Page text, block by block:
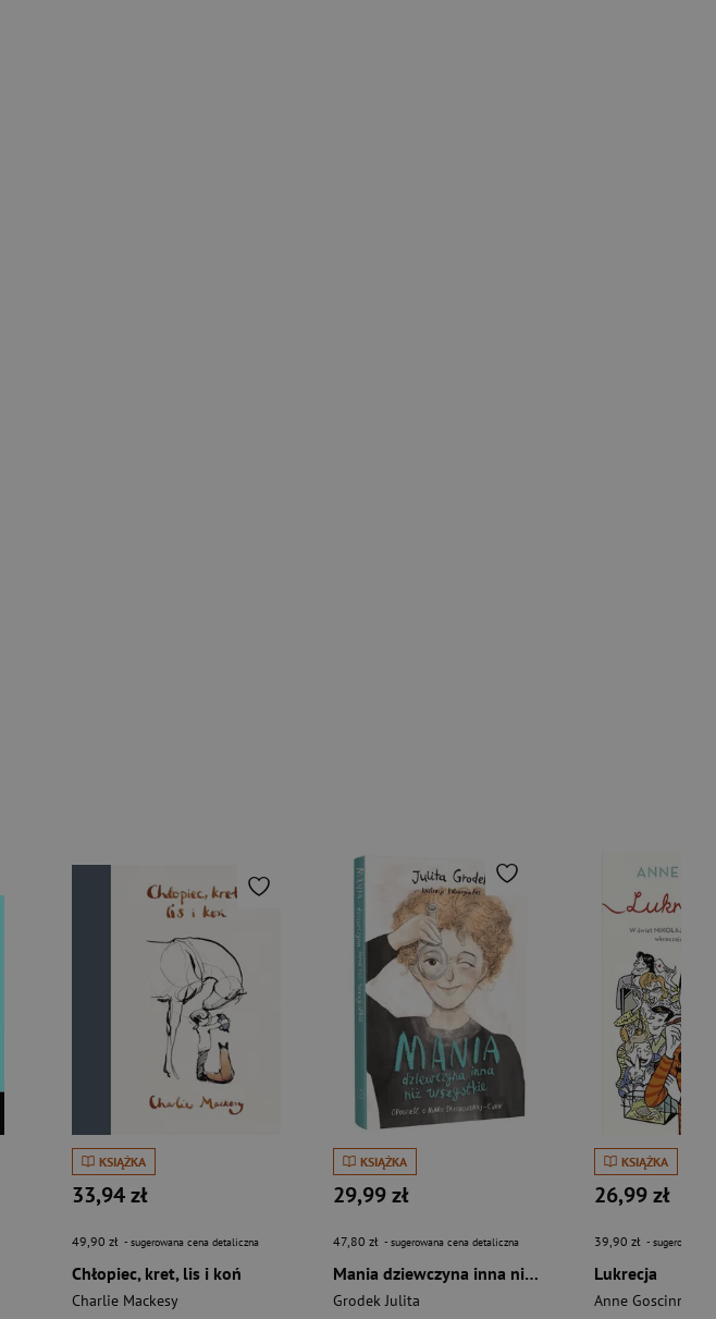
KSIĄŻKA
33,94 zł
49,90 zł - sugerowana cena detaliczna
Chłopiec, kret, lis i koń
Charlie Mackesy
KSIĄŻKA
29,99 zł
47,80 zł - sugerowana cena detaliczna
Mania dziewczyna inna niż wszystkie Opowieść o Marii Skłodowskiej-Curie
Grodek Julita
KSIĄŻKA
26,99 zł
39,90 zł - sugerowana
Lukrecja
Anne Goscinny